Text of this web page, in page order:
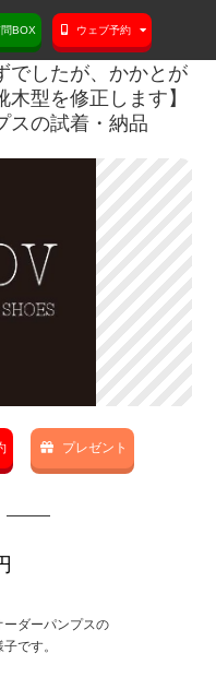
BOX ウェブ予約
でしたが、かかとが
型を修正します】
スの試着・納品
プレゼント
ーダーパンプスの
です。